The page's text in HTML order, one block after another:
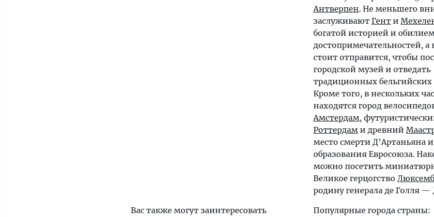
Антверпен. Не меньшего
заслуживают Гент и
богатой историей и
достопримечательностей, а
стоит отправится, чтобы
городской музей и отведать
традиционных бельгийских
Кроме того, в нескольких
находятся город
Амстердам,
Роттердам и древний
место смерти Д’Артаньяна и
образования Евросоюза.
можно посетить
Великое герцогство
родину генерала де Голля —
Вас также могут заинтересовать Популярные города страны: